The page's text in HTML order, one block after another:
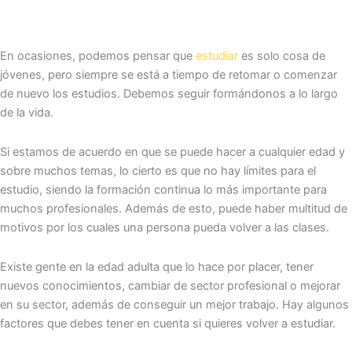
En ocasiones, podemos pensar que estudiar es solo cosa de
jóvenes, pero siempre se está a tiempo de retomar o comenzar
de nuevo los estudios. Debemos seguir formándonos a lo largo
de la vida.
Si estamos de acuerdo en que se puede hacer a cualquier edad y
sobre muchos temas, lo cierto es que no hay límites para el
estudio, siendo la formación continua lo más importante para
muchos profesionales. Además de esto, puede haber multitud de
motivos por los cuales una persona pueda volver a las clases.
Existe gente en la edad adulta que lo hace por placer, tener
nuevos conocimientos, cambiar de sector profesional o mejorar
en su sector, además de conseguir un mejor trabajo. Hay algunos
factores que debes tener en cuenta si quieres volver a estudiar.